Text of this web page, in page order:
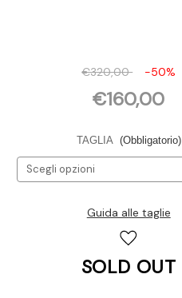
€320,00 -50%
€160,00
TAGLIA (Obbligatorio)
Guida alle taglie
SOLD OUT